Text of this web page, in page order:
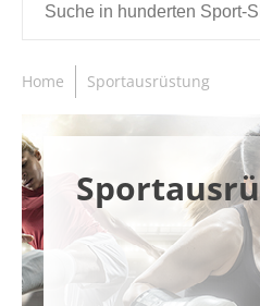
Home Sportausrüstung